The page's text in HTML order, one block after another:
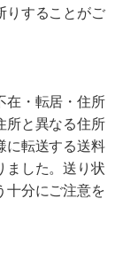
りすることがご
在・転居・住所
所と異なる住所
に転送する送料
ました。送り状
十分にご注意を